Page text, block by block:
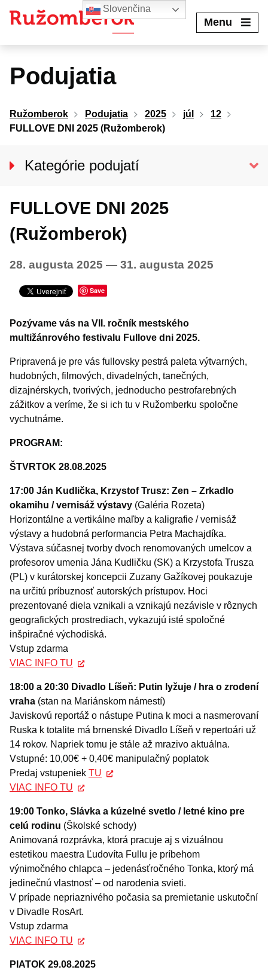
Menu
Podujatia
Ružomberok Podujatia 2025 júl
12
FULLOVE DNI 2025 (Ružomberok)
Kategórie podujatí
Kino Kultúra
Divadlo
Šport
Turistika
INÉ PODUJATIA
FULLOVE DNI 2025
(Ružomberok)
28. augusta 2025 — 31. augusta 2025
Save
Pozývame vás na VII. ročník mestského
multižánrového festivalu Fullove dni 2025.
Pripravená je pre vás fullovsky pestrá paleta výtvarných,
hudobných, filmových, divadelných, tanečných,
dizajnérskych, tvorivých, jednoducho pestrofarebných
zážitkov a veríme, že si ich tu v Ružomberku spoločne
vychutnáme.
PROGRAM:
ŠTVRTOK 28.08.2025
17:00 Ján Kudlička, Krzystof Trusz: Zen – Zrkadlo
okamihu / vernisáž výstavy (Galéria Rozeta)
Horizontálne a vertikálne maľby a kaligrafie / vernisáž
výstavy a hudobná performancia Petra Machajdíka.
Výstava súčasnej tvorby dvoch renomovaných umelcov a
profesorov umenia Jána Kudličku (SK) a Krzystofa Trusza
(PL) v kurátorskej koncepcii Zuzany Gažíkovej poukazuje
na určitú príbuznosť autorských prístupov. Hoci
prezentované diela vznikali a vznikajú nezávisle v rôznych
geografických prostrediach, vykazujú isté spoločné
inšpiračné východiská.
Vstup zdarma
VIAC INFO TU
18:00 a 20:30 Divadlo Líšeň: Putin lyžuje / hra o zrodení
vraha (stan na Mariánskom námestí)
Javiskovú reportáž o nástupe Putina k moci a nasmerovaní
Ruska k totalite má brnenské Divadlo Líšeň v repertoári už
14 rokov. Napriek tomu je stále až mrazivo aktuálna.
Vstupné: 10,00€ + 0,40€ manipulačný poplatok
Predaj vstupeniek TU
VIAC INFO TU
19:00 Tonko, Slávka a kúzelné svetlo / letné kino pre
celú rodinu (Školské schody)
Animovaná rozprávka, ktorá pracuje aj s vizuálnou
estetikou maestra Ľudovíta Fullu je príbehom
výnimočného chlapca – jedenásťročného Tonka, ktorý má
jedinečnú vlastnosť – od narodenia svieti.
V prípade nepriaznivého počasia sa premietanie uskutoční
v Divadle RosArt.
Vstup zdarma
VIAC INFO TU
PIATOK 29.08.2025
Slovenčina